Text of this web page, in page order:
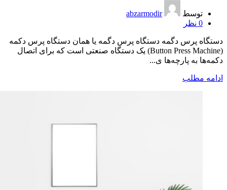
توسط
abzarmodir
0 نظر
دستگاه پرس دگمه دستگاه پرس دگمه یا همان دستگاه پرس دکمه
(Button Press Machine) یک دستگاه صنعتی است که برای اتصال
دکمه‌ها به پارچه‌ها ی...
ادامه مطلب